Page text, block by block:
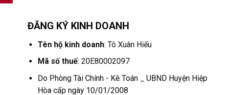
ĐĂNG KÝ KINH DOANH
Tên hộ kinh doanh: Tô Xuân Hiếu
Mã số thuế: 20E80002097
Do Phòng Tài Chính - Kê Toán _ UBND Huyện Hiệp
Hòa cấp ngày 10/01/2008